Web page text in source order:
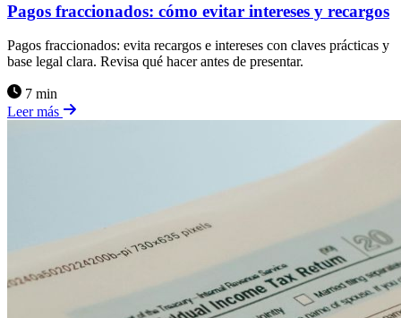
Pagos fraccionados: cómo evitar intereses y recargos
Pagos fraccionados: evita recargos e intereses con claves prácticas y
base legal clara. Revisa qué hacer antes de presentar.
7 min
Leer más